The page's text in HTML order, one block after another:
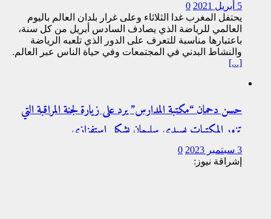
5 أبريل 2021
0
يحتفل المغرب غدا الثلاثاء وعلى غرار بلدان العالم باليوم
العالمي للرياضة الذي يصادف السادس أبريل من كل سنة،
باعتبارها مناسبة للتعرف على الدور الذي تلعبه الرياضة
والنشاط البدني في المجتمعات وفي حياة الناس عبر العالم.
[...]
حسن دحمان “مكتبة المدارس” يرد على زيارة لجنة المراقبة التي
تزور المكتبات بسيدي سليمان بشكل استفزازي
3 سبتمبر 2023
0
إشراقة نيوز: